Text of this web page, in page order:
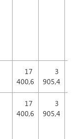
17
400,6
3
905,4
17
400,6
3
905,4